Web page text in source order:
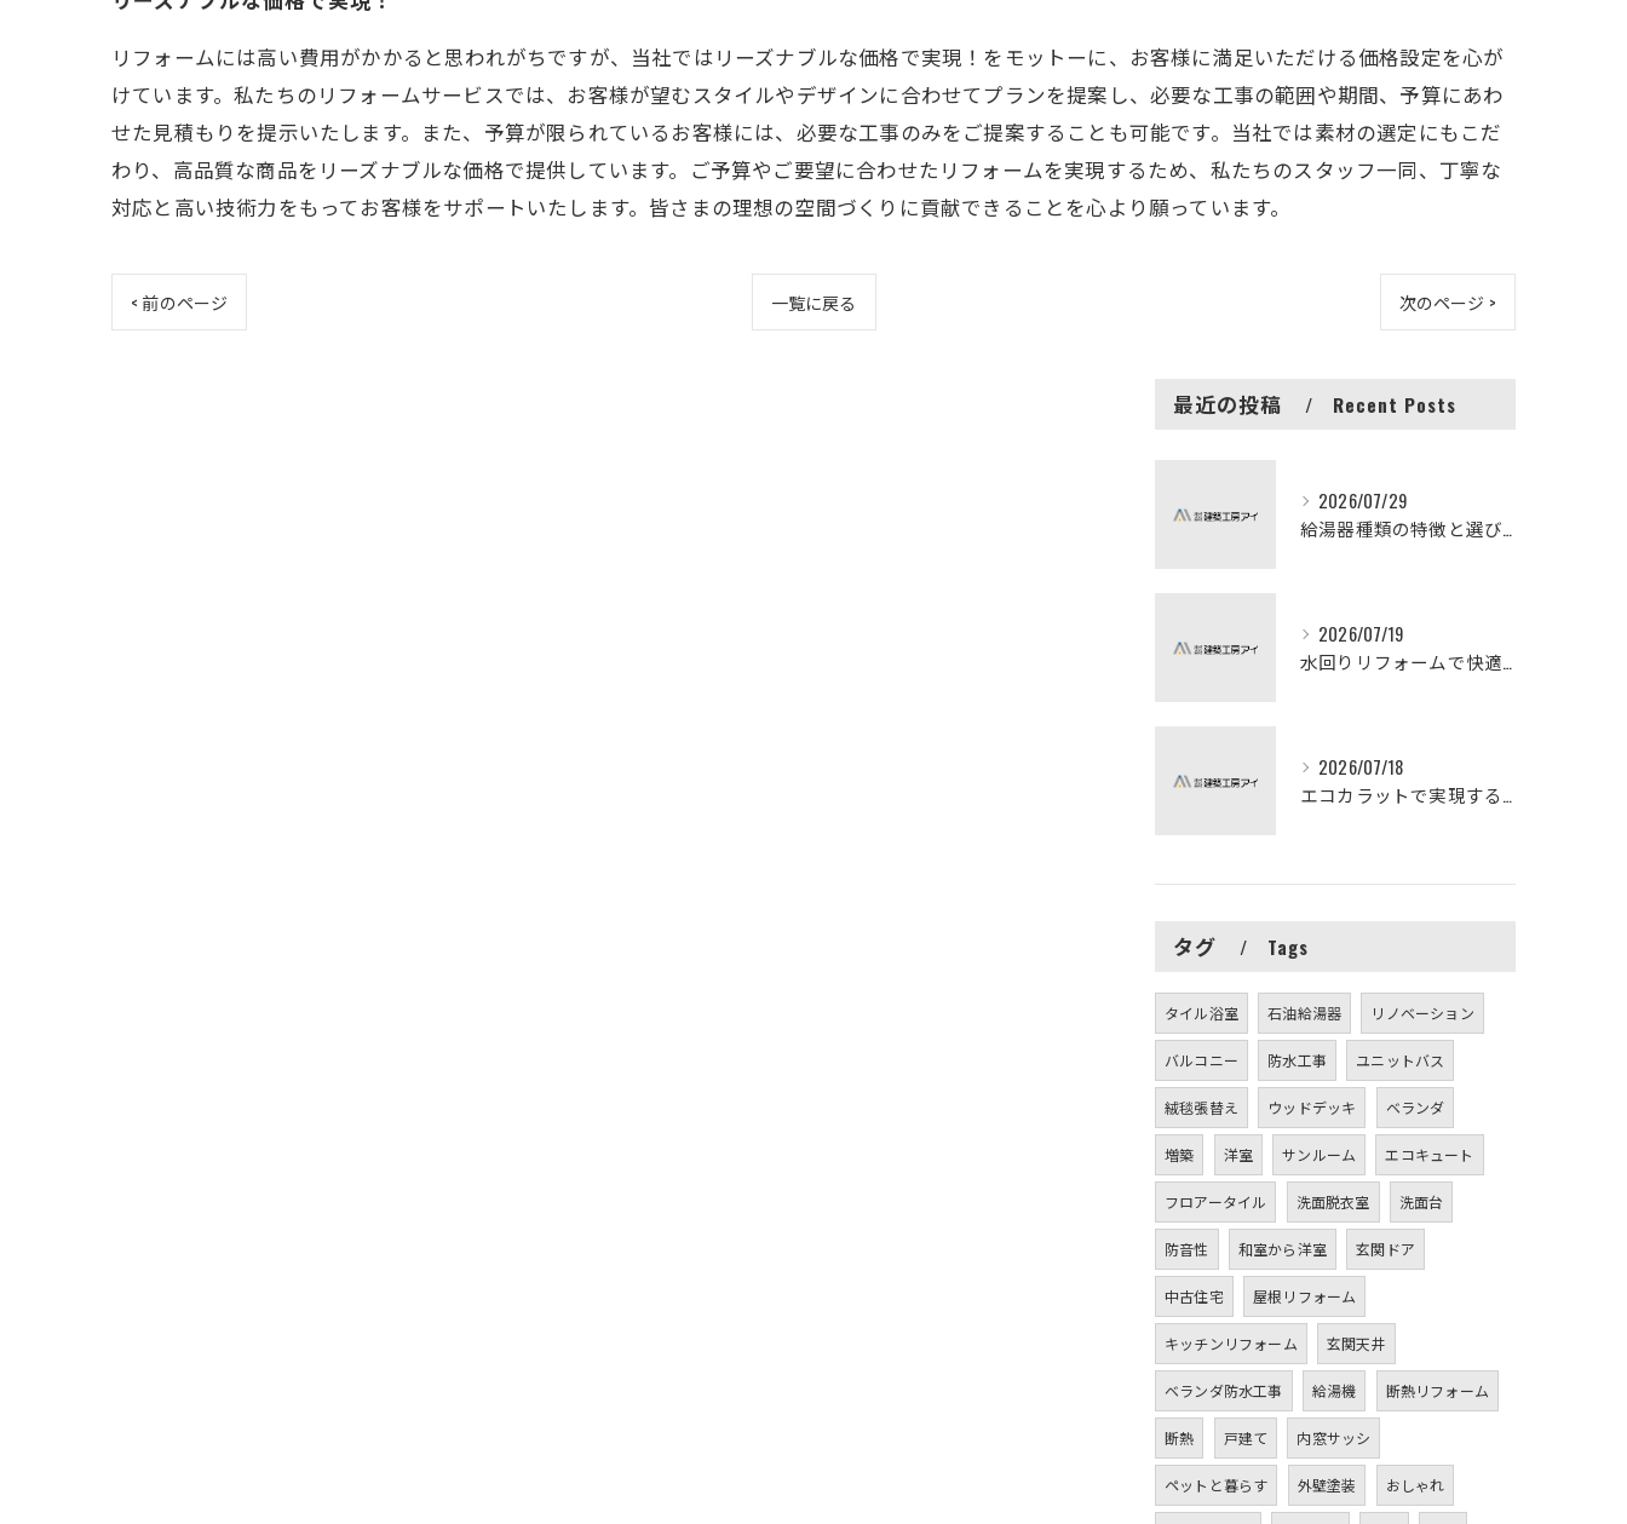
リフォームには高い費用がかかると思われがちですが、当社ではリーズナブルな価格で実現！をモットーに、お客様に満足いただける価格設定を心が
けています。私たちのリフォームサービスでは、お客様が望むスタイルやデザインに合わせてプランを提案し、必要な工事の範囲や期間、予算にあわ
せた見積もりを提示いたします。また、予算が限られているお客様には、必要な工事のみをご提案することも可能です。当社では素材の選定にもこだ
わり、高品質な商品をリーズナブルな価格で提供しています。ご予算やご要望に合わせたリフォームを実現するため、私たちのスタッフ一同、丁寧な
対応と高い技術力をもってお客様をサポートいたします。皆さまの理想の空間づくりに貢献できることを心より願っています。
< 前のページ 一覧に戻る 次のページ >
最近の投稿 Recent Posts
2026/07/29
給湯器種類の特徴と選び方ガイド
2026/07/19
水回りリフォームで快適な暮らしを実現する方法
2026/07/18
エコカラットで実現する快適リフォームの秘訣
タグ Tags
タイル浴室 石油給湯器 リノベーション
バルコニー 防水工事 ユニットバス
絨毯張替え ウッドデッキ ベランダ
増築 洋室 サンルーム エコキュート
フロアータイル 洗面脱衣室 洗面台
防音性 和室から洋室 玄関ドア
中古住宅 屋根リフォーム
キッチンリフォーム 玄関天井
ベランダ防水工事 給湯機 断熱リフォーム
断熱 戸建て 内窓サッシ
ペットと暮らす 外壁塗装 おしゃれ